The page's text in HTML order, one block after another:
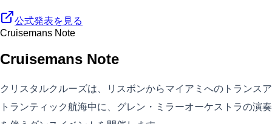
公式発表を見る
Cruisemans Note
Cruisemans Note
クリスタルクルーズは、リスボンからマイアミへのトランスア
トランティック航海中に、グレン・ミラーオーケストラの演奏